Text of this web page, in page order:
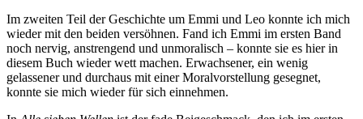
Im zweiten Teil der Geschichte um Emmi und Leo konnte ich mich
wieder mit den beiden versöhnen. Fand ich Emmi im ersten Band
noch nervig, anstrengend und unmoralisch – konnte sie es hier in
diesem Buch wieder wett machen. Erwachsener, ein wenig
gelassener und durchaus mit einer Moralvorstellung gesegnet,
konnte sie mich wieder für sich einnehmen.